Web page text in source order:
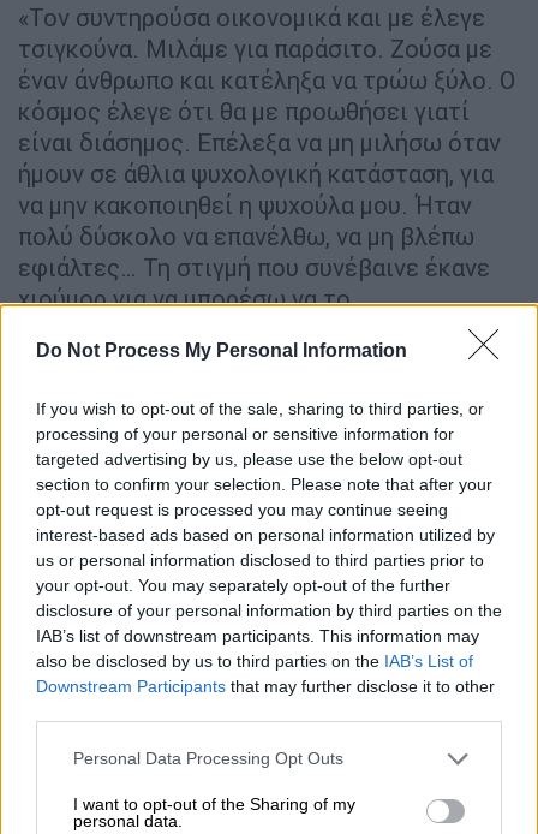
Do Not Process My Personal Information
If you wish to opt-out of the sale, sharing to third parties, or
processing of your personal or sensitive information for
targeted advertising by us, please use the below opt-out
section to confirm your selection. Please note that after your
opt-out request is processed you may continue seeing
interest-based ads based on personal information utilized by
us or personal information disclosed to third parties prior to
your opt-out. You may separately opt-out of the further
disclosure of your personal information by third parties on the
IAB’s list of downstream participants. This information may
also be disclosed by us to third parties on the IAB’s List of
Downstream Participants that may further disclose it to other
Please note that this website/app uses one or more Google
not limited to your visit or usage behaviour. You may click to
grant or deny consent to Google and its third-party tags to
Personal Data Processing Opt Outs
I want to opt-out of the Sharing of my
personal data.
«Τον συντηρούσα οικονομικά και με έλεγε
τσιγκούνα. Μιλάμε για παράσιτο. Ζούσα με
έναν άνθρωπο και κατέληξα να τρώω ξύλο. Ο
κόσμος έλεγε ότι θα με προωθήσει γιατί
είναι διάσημος. Επέλεξα να μη μιλήσω όταν
ήμουν σε άθλια ψυχολογική κατάσταση, για
να μην κακοποιηθεί η ψυχούλα μου. Ήταν
πολύ δύσκολο να επανέλθω, να μη βλέπω
εφιάλτες… Τη στιγμή που συνέβαινε έκανε
χιούμορ για να μπορέσω να το
αντιμετωπίσω. Αν οι φίλοι του τον ξέκοβαν,
ίσως να έπαιρνε ένα έξτρα μάθημα»
Και κατέληξε, λέγοντας πως «στη φάση που
ήμουν σε άθλια ψυχολογική κατάσταση εγώ
επέλεξα να μη μιλήσω και κακοποιηθεί και η
ψυχούλα μου επιπλέον, από πάνελ
τηλεοπτικά που εύχομαι να μην έχουν κόρες
και να μην τις βρούνε σε τέτοια κατάσταση.
Όταν έφαγα το πολύ ξύλο πήγα σε ένα φίλο
και μου έβαλε ένα πιάτο φαγητό και του είπα
δεν πεινάω, έφαγα ξύλο. Αντιμετωπίζω την
να επανέλθω, να μη βλέπω εφιάλτες, να μη
φοβάμαι. Αν οι φίλοι του ανθρώπου που με